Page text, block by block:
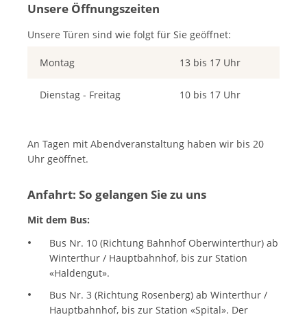
Unsere Öffnungszeiten
Unsere Türen sind wie folgt für Sie geöffnet:
Montag 13 bis 17 Uhr
Dienstag - Freitag 10 bis 17 Uhr
An Tagen mit Abendveranstaltung haben wir bis 20
Uhr geöffnet.
Anfahrt: So gelangen Sie zu uns
Mit dem Bus:
Bus Nr. 10 (Richtung Bahnhof Oberwinterthur) ab
Winterthur / Hauptbahnhof, bis zur Station
«Haldengut».
Bus Nr. 3 (Richtung Rosenberg) ab Winterthur /
Hauptbahnhof, bis zur Station «Spital». Der